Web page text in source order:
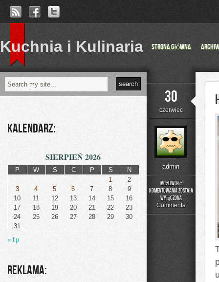
Kuchnia i Kulinaria Strona główna
30
czerwiec
admin
Możliwość
komentowania
Historia
Przemysłu
została
wyłączona
Comments
Kalendarz:
SIERPIEŃ 2026
P W Ś C P S
N
1
2
3
4 5 6 7 8
9
10
11 12 13 14 15
16
17
18 19 20 21 22
23
24
25 26 27 28 29
30
31
« lip
Reklama: